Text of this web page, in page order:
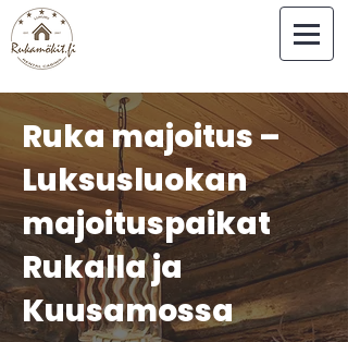
Ruka majoitus –
Luksusluokan
majoituspaikat
Rukalla ja
Kuusamossa